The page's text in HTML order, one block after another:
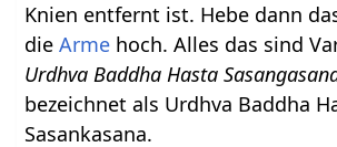
Knien entfernt ist. Hebe dann
dieArme hoch. Alles das sind
Urdhva Baddha Hasta
bezeichnet als Urdhva Baddha
Sasankasana.